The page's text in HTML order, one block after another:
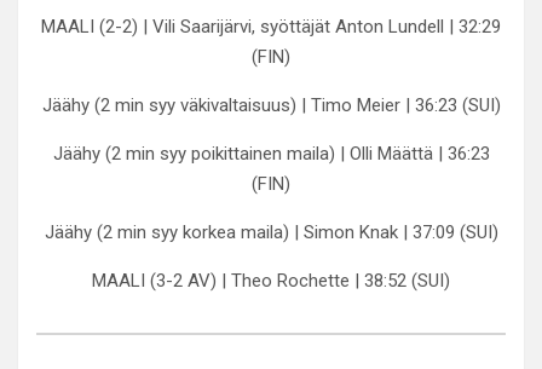
MAALI (2-2) | Vili Saarijärvi, syöttäjät Anton Lundell | 32:29
(FIN)
Jäähy (2 min syy väkivaltaisuus) | Timo Meier | 36:23 (SUI)
Jäähy (2 min syy poikittainen maila) | Olli Määttä | 36:23
(FIN)
Jäähy (2 min syy korkea maila) | Simon Knak | 37:09 (SUI)
MAALI (3-2 AV) | Theo Rochette | 38:52 (SUI)